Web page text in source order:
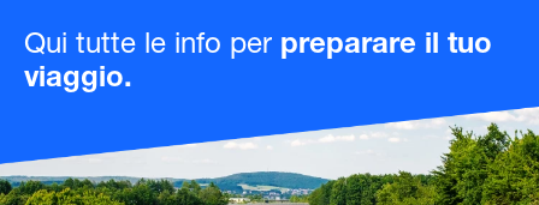
Qui tutte le info per preparare il tuo
viaggio.